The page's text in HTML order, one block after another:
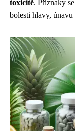
toxicitě. Příznaky
bolesti hlavy, únavu